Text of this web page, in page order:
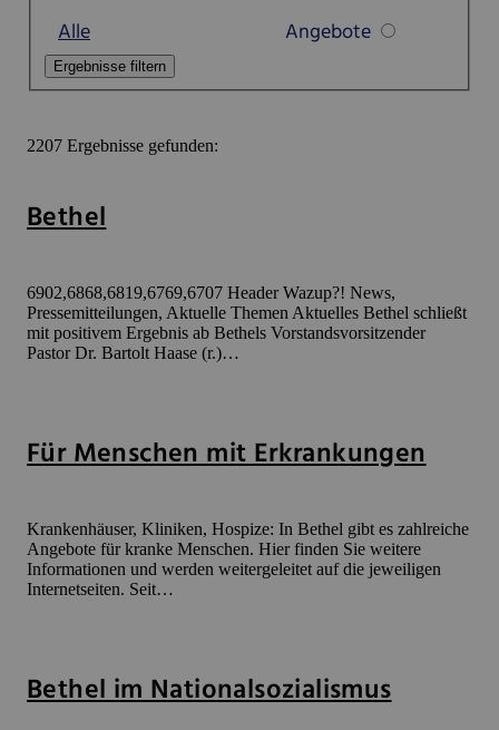
Alle Angebote
Ergebnisse filtern
2207 Ergebnisse gefunden:
Bethel
6902,6868,6819,6769,6707 Header Wazup?! News,
Pressemitteilungen, Aktuelle Themen Aktuelles Bethel schließt
mit positivem Ergebnis ab Bethels Vorstandsvorsitzender
Pastor Dr. Bartolt Haase (r.)…
Für Menschen mit Erkrankungen
Krankenhäuser, Kliniken, Hospize: In Bethel gibt es zahlreiche
Angebote für kranke Menschen. Hier finden Sie weitere
Informationen und werden weitergeleitet auf die jeweiligen
Internetseiten. Seit…
Bethel im Nationalsozialismus